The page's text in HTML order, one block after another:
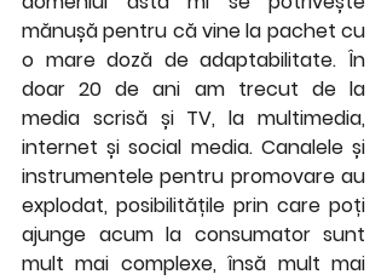
mănușă pentru că vine la pachet cu
o mare doză de adaptabilitate. În
doar 20 de ani am trecut de la
media scrisă și TV, la multimedia,
internet și social media. Canalele și
instrumentele pentru promovare au
explodat, posibilitățile prin care poți
ajunge acum la consumator sunt
mult mai complexe, însă mult mai